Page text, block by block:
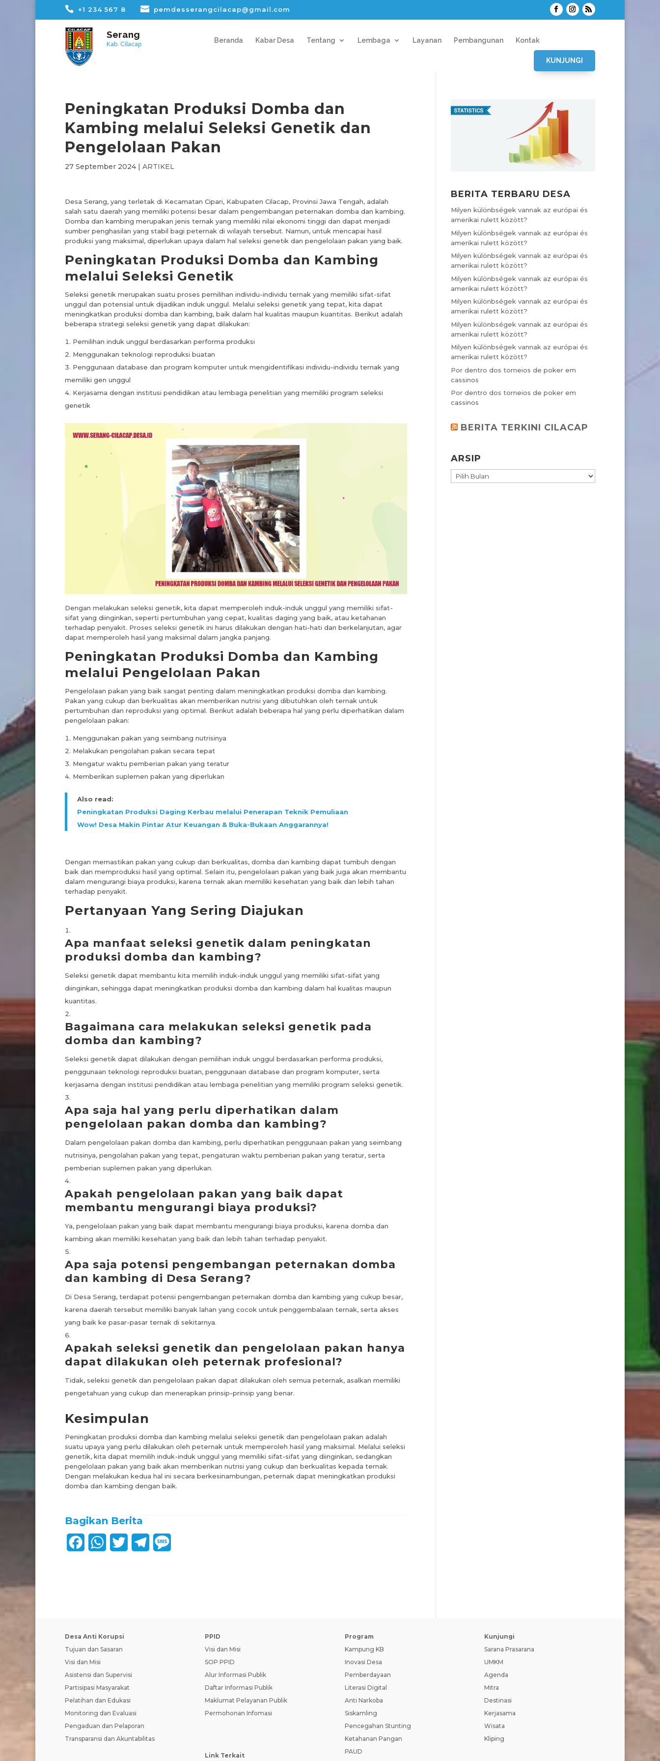
+1 234 567 8 pemdesserangcilacap@gmail.com
Serang
Kab. Cilacap Beranda Kabar Desa Tentang Lembaga Layanan Pembangunan Kontak
KUNJUNGI
Peningkatan Produksi Domba dan
Kambing melalui Seleksi Genetik dan
Pengelolaan Pakan
27 September 2024 | ARTIKEL
Desa Serang, yang terletak di Kecamatan Cipari, Kabupaten Cilacap, Provinsi Jawa Tengah, adalah
salah satu daerah yang memiliki potensi besar dalam pengembangan peternakan domba dan kambing.
Domba dan kambing merupakan jenis ternak yang memiliki nilai ekonomi tinggi dan dapat menjadi
sumber penghasilan yang stabil bagi peternak di wilayah tersebut. Namun, untuk mencapai hasil
produksi yang maksimal, diperlukan upaya dalam hal seleksi genetik dan pengelolaan pakan yang baik.
Peningkatan Produksi Domba dan Kambing
melalui Seleksi Genetik
Seleksi genetik merupakan suatu proses pemilihan individu-individu ternak yang memiliki sifat-sifat
unggul dan potensial untuk dijadikan induk unggul. Melalui seleksi genetik yang tepat, kita dapat
meningkatkan produksi domba dan kambing, baik dalam hal kualitas maupun kuantitas. Berikut adalah
beberapa strategi seleksi genetik yang dapat dilakukan:
Pemilihan induk unggul berdasarkan performa produksi
Menggunakan teknologi reproduksi buatan
Penggunaan database dan program komputer untuk mengidentifikasi individu-individu ternak yang
memiliki gen unggul
Kerjasama dengan institusi pendidikan atau lembaga penelitian yang memiliki program seleksi
genetik
Dengan melakukan seleksi genetik, kita dapat memperoleh induk-induk unggul yang memiliki sifat-
sifat yang diinginkan, seperti pertumbuhan yang cepat, kualitas daging yang baik, atau ketahanan
terhadap penyakit. Proses seleksi genetik ini harus dilakukan dengan hati-hati dan berkelanjutan, agar
dapat memperoleh hasil yang maksimal dalam jangka panjang.
Peningkatan Produksi Domba dan Kambing
melalui Pengelolaan Pakan
Pengelolaan pakan yang baik sangat penting dalam meningkatkan produksi domba dan kambing.
Pakan yang cukup dan berkualitas akan memberikan nutrisi yang dibutuhkan oleh ternak untuk
pertumbuhan dan reproduksi yang optimal. Berikut adalah beberapa hal yang perlu diperhatikan dalam
pengelolaan pakan:
Menggunakan pakan yang seimbang nutrisinya
Melakukan pengolahan pakan secara tepat
Mengatur waktu pemberian pakan yang teratur
Memberikan suplemen pakan yang diperlukan
Also read:
Peningkatan Produksi Daging Kerbau melalui Penerapan Teknik Pemuliaan
Wow! Desa Makin Pintar Atur Keuangan & Buka-Bukaan Anggarannya!
Dengan memastikan pakan yang cukup dan berkualitas, domba dan kambing dapat tumbuh dengan
baik dan memproduksi hasil yang optimal. Selain itu, pengelolaan pakan yang baik juga akan membantu
dalam mengurangi biaya produksi, karena ternak akan memiliki kesehatan yang baik dan lebih tahan
terhadap penyakit.
Pertanyaan Yang Sering Diajukan
Apa manfaat seleksi genetik dalam peningkatan
produksi domba dan kambing?
Seleksi genetik dapat membantu kita memilih induk-induk unggul yang memiliki sifat-sifat yang
diinginkan, sehingga dapat meningkatkan produksi domba dan kambing dalam hal kualitas maupun
kuantitas.
Bagaimana cara melakukan seleksi genetik pada
domba dan kambing?
Seleksi genetik dapat dilakukan dengan pemilihan induk unggul berdasarkan performa produksi,
penggunaan teknologi reproduksi buatan, penggunaan database dan program komputer, serta
kerjasama dengan institusi pendidikan atau lembaga penelitian yang memiliki program seleksi genetik.
Apa saja hal yang perlu diperhatikan dalam
pengelolaan pakan domba dan kambing?
Dalam pengelolaan pakan domba dan kambing, perlu diperhatikan penggunaan pakan yang seimbang
nutrisinya, pengolahan pakan yang tepat, pengaturan waktu pemberian pakan yang teratur, serta
pemberian suplemen pakan yang diperlukan.
Apakah pengelolaan pakan yang baik dapat
membantu mengurangi biaya produksi?
Ya, pengelolaan pakan yang baik dapat membantu mengurangi biaya produksi, karena domba dan
kambing akan memiliki kesehatan yang baik dan lebih tahan terhadap penyakit.
Apa saja potensi pengembangan peternakan domba
dan kambing di Desa Serang?
Di Desa Serang, terdapat potensi pengembangan peternakan domba dan kambing yang cukup besar,
karena daerah tersebut memiliki banyak lahan yang cocok untuk penggembalaan ternak, serta akses
yang baik ke pasar-pasar ternak di sekitarnya.
Apakah seleksi genetik dan pengelolaan pakan hanya
dapat dilakukan oleh peternak profesional?
Tidak, seleksi genetik dan pengelolaan pakan dapat dilakukan oleh semua peternak, asalkan memiliki
pengetahuan yang cukup dan menerapkan prinsip-prinsip yang benar.
Kesimpulan
Peningkatan produksi domba dan kambing melalui seleksi genetik dan pengelolaan pakan adalah
suatu upaya yang perlu dilakukan oleh peternak untuk memperoleh hasil yang maksimal. Melalui seleksi
genetik, kita dapat memilih induk-induk unggul yang memiliki sifat-sifat yang diinginkan, sedangkan
pengelolaan pakan yang baik akan memberikan nutrisi yang cukup dan berkualitas kepada ternak.
Dengan melakukan kedua hal ini secara berkesinambungan, peternak dapat meningkatkan produksi
domba dan kambing dengan baik.
Bagikan Berita
o
k
W
p
BERITA TERBARU DESA
Milyen különbségek vannak az európai és
amerikai rulett között?
Milyen különbségek vannak az európai és
amerikai rulett között?
Milyen különbségek vannak az európai és
amerikai rulett között?
Milyen különbségek vannak az európai és
amerikai rulett között?
Milyen különbségek vannak az európai és
amerikai rulett között?
Milyen különbségek vannak az európai és
amerikai rulett között?
Milyen különbségek vannak az európai és
amerikai rulett között?
Por dentro dos torneios de poker em
cassinos
Por dentro dos torneios de poker em
cassinos
BERITA TERKINI CILACAP
ARSIP
ARSIP
Desa Anti Korupsi
Tujuan dan Sasaran
Visi dan Misi
Asistensi dan Supervisi
Partisipasi Masyarakat
Pelatihan dan Edukasi
Monitoring dan Evaluasi
Pengaduan dan Pelaporan
Transparansi dan Akuntabilitas
PPID
Visi dan Misi
SOP PPID
Alur Informasi Publik
Daftar Informasi Publik
Maklumat Pelayanan Publik
Permohonan Infomasi
Link Terkait
Program
Kampung KB
Inovasi Desa
Pemberdayaan
Literasi Digital
Anti Narkoba
Siskamling
Pencegahan Stunting
Ketahanan Pangan
PAUD
Kunjungi
Sarana Prasarana
UMKM
Agenda
Mitra
Destinasi
Kerjasama
Wisata
Kliping